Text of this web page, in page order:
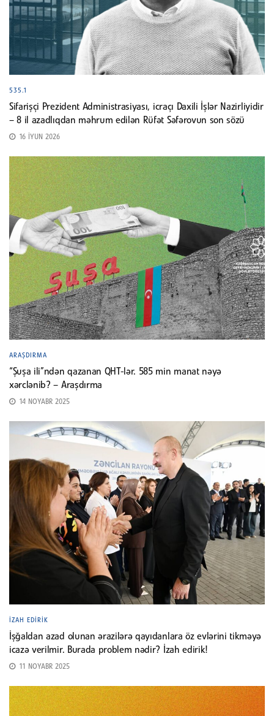
535.1
Sifarişçi Prezident Administrasiyası, icraçı Daxili İşlər Nazirliyidir
– 8 il azadlıqdan məhrum edilən Rüfət Səfərovun son sözü
16 İYUN 2026
ARAŞDIRMA
“Şuşa ili”ndən qazanan QHT-lər. 585 min manat nəyə
xərclənib? – Araşdırma
14 NOYABR 2025
İZAH EDIRIK
İşğaldan azad olunan ərazilərə qayıdanlara öz evlərini tikməyə
icazə verilmir. Burada problem nədir? İzah edirik!
11 NOYABR 2025